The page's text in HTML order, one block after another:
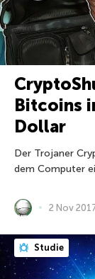
Bitcoins
Dollar
Der Trojaner
dem Computer
2 Nov
Studie